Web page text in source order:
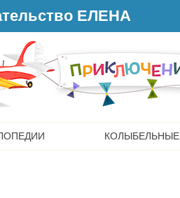
ЕЛЕНА
КОЛЫБЕЛЬНЫЕ